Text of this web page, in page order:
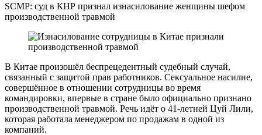
SCMP: суд в КНР признал изнасилование женщины шефом
производственной травмой
В Китае произошёл беспрецедентный судебный случай,
связанный с защитой прав работников. Сексуальное насилие,
совершённое в отношении сотрудницы во время
командировки, впервые в стране было официально признано
производственной травмой. Речь идёт о 41-летней Цуй Лили,
которая работала менеджером по продажам в одной из
компаний.